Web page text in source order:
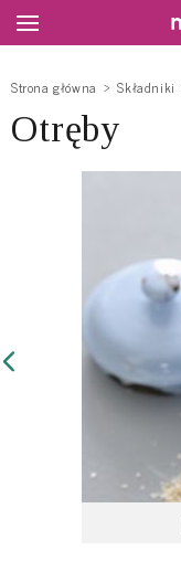
Strona główna Składniki
Otręby